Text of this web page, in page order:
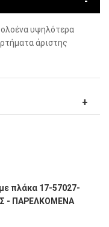
ολοένα υψηλότερα
άριστης